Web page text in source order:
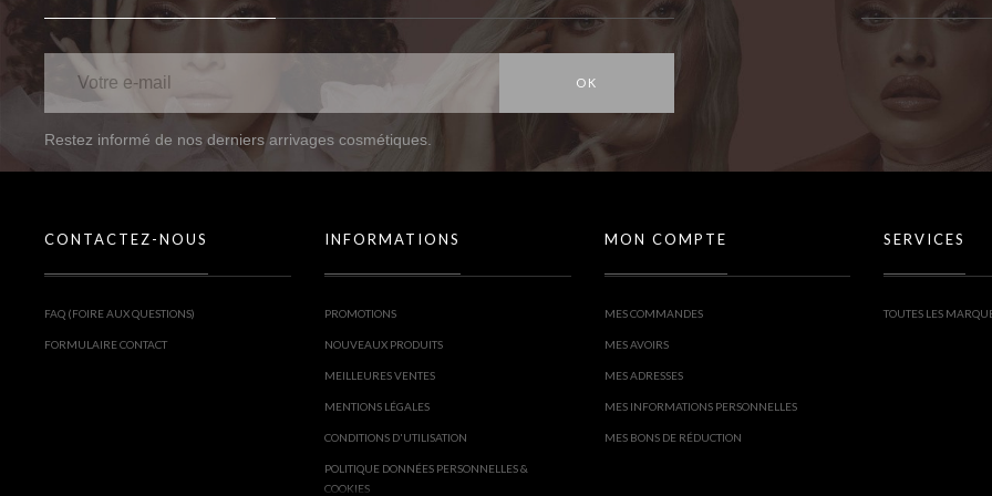
OK
Restez informé de nos derniers arrivages cosmétiques.
CONTACTEZ-NOUS
FAQ (FOIRE AUX QUESTIONS)
FORMULAIRE CONTACT
INFORMATIONS
PROMOTIONS
NOUVEAUX PRODUITS
MEILLEURES VENTES
MENTIONS LÉGALES
CONDITIONS D'UTILISATION
POLITIQUE DONNÉES PERSONNELLES &
COOKIES
MON COMPTE
MES COMMANDES
MES AVOIRS
MES ADRESSES
MES INFORMATIONS PERSONNELLES
MES BONS DE RÉDUCTION
SERVICES
TOUTES LES